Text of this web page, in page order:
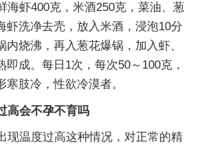
海虾400克，米酒250克，菜油、葱
虾洗净去壳，放入米酒，浸泡10分
烧沸，再入葱花爆锅，加入虾、
成。每日1次，每次50～100克，
肢冷，性欲冷漠者。
高会不孕不育吗
现温度过高这种情况，对正常的精